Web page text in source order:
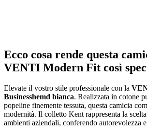
Ecco cosa rende questa
VENTI Modern Fit così
Elevate il vostro stile professionale con la
Businesshemd bianca. Realizzata in cotone
popeline finemente tessuta, questa camicia
modernità. Il colletto Kent rappresenta la
ambienti aziendali, conferendo autorevolezza